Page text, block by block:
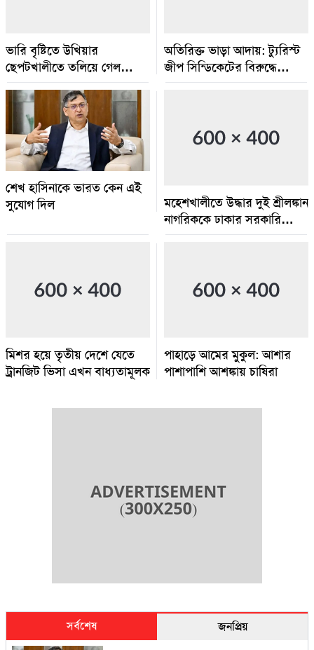
ভারি বৃষ্টিতে উখিয়ার
ছেপটখালীতে তলিয়ে গেল
সংযোগ সড়ক, যাতায়াতে
ভোগান্তি
অতিরিক্ত ভাড়া আদায়: ট্যুরিস্ট
জীপ সিন্ডিকেটের বিরুদ্ধে
অভিযান:জরিমানা ও গাড়ি জব্দ
শেখ হাসিনাকে ভারত কেন এই
সুযোগ দিল
মহেশখালীতে উদ্ধার দুই শ্রীলঙ্কান
নাগরিককে ঢাকার সরকারি
আশ্রয়কেন্দ্রে পাঠানোর নির্দেশ
মিশর হয়ে তৃতীয় দেশে যেতে
ট্রানজিট ভিসা এখন বাধ্যতামূলক
পাহাড়ে আমের মুকুল: আশার
পাশাপাশি আশঙ্কায় চাষিরা
সর্বশেষ জনপ্রিয়